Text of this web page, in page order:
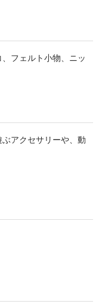
フェルト小物、ニッ
アクセサリーや、動